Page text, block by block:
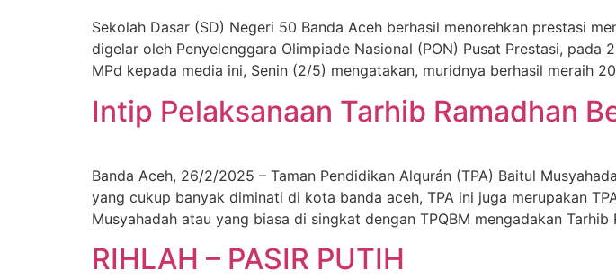
Sekolah Dasar (SD) Negeri 50 Banda Aceh berhasil menorehkan prestasi
digelar oleh Penyelenggara Olimpiade Nasional (PON) Pusat Prestasi,
MPd kepada media ini, Senin (2/5) mengatakan, muridnya berhasil meraih
Intip Pelaksanaan Tarhib Ramadhan
Banda Aceh, 26/2/2025 – Taman Pendidikan Alqurán (TPA) Baitul
yang cukup banyak diminati di kota banda aceh, TPA ini juga merupakan
Musyahadah atau yang biasa di singkat dengan TPQBM mengadakan Tarhib
RIHLAH – PASIR PUTIH